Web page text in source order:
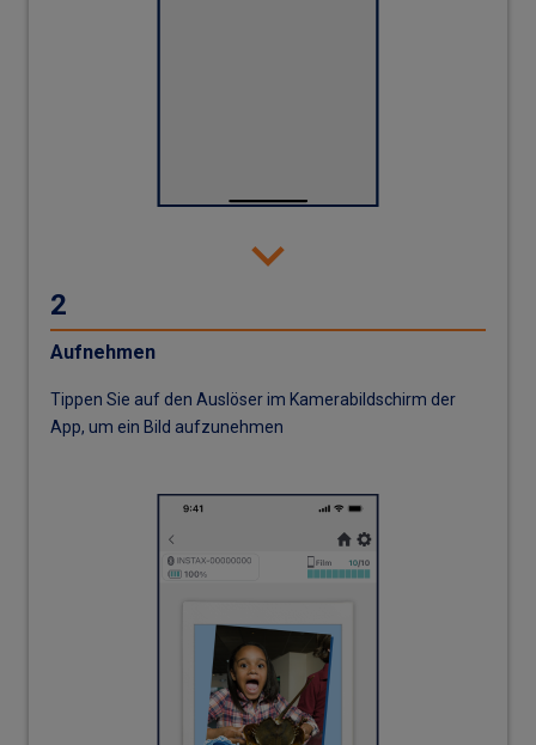
2
Aufnehmen
Tippen Sie auf den Auslöser im Kamerabildschirm der
App, um ein Bild aufzunehmen